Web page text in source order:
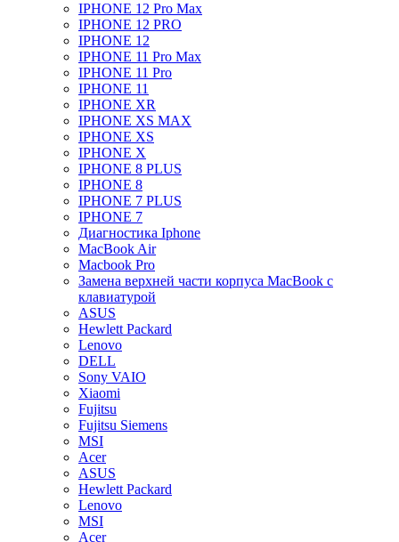
IPHONE 12 Pro Max
IPHONE 12 PRO
IPHONE 12
IPHONE 11 Pro Max
IPHONE 11 Pro
IPHONE 11
IPHONE XR
IPHONE XS MAX
IPHONE XS
IPHONE X
IPHONE 8 PLUS
IPHONE 8
IPHONE 7 PLUS
IPHONE 7
Диагностика Iphone
MacBook Air
Macbook Pro
Замена верхней части корпуса MacBook с
клавиатурой
ASUS
Hewlett Packard
Lenovo
DELL
Sony VAIO
Xiaomi
Fujitsu
Fujitsu Siemens
MSI
Acer
ASUS
Hewlett Packard
Lenovo
MSI
Acer